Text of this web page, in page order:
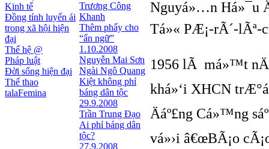
Kinh tế
Đồng tính luyến ái
trong xã hội hiện
đại
Thế hệ @
Pháp luật
Đời sống hiện đại
Thể thao
talaFemina
Trương Công
Khanh
Thêm phẩy cho
“ẩn ngữ”
1.10.2008
Nguyễn Mai Sơn
Ngài Ngô Quang
Kiệt không phỉ
báng dân tộc
29.9.2008
Trần Trung Đạo
Ai phỉ báng dân
tộc?
27.9.2008
Nguyá»…n Há»¯u
Tá»« PÆ¡-rÃ´-lÃª-
1956 lÃ má»™t
khá»‘i XHCN
Äáº£ng Cá»™ng
vá»›i â€œBÃ¡o